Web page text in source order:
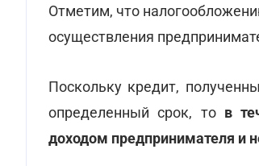
Отметим, что
осуществления
Поскольку кредит,
определенный срок, то в
доходом предпринимателя и